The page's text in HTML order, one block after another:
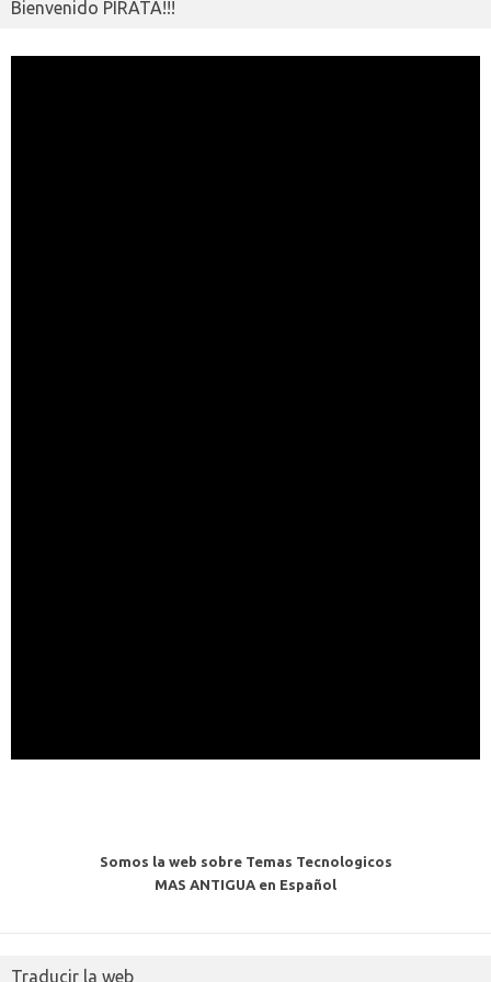
Bienvenido PIRATA!!!
Somos la web sobre Temas Tecnologicos
MAS ANTIGUA en Español
Traducir la web